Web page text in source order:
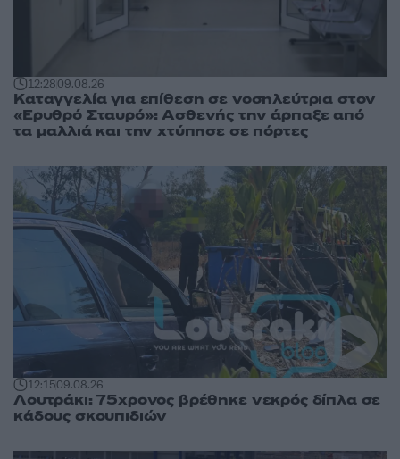
12:2809.08.26
Καταγγελία για επίθεση σε νοσηλεύτρια στον
«Ερυθρό Σταυρό»: Ασθενής την άρπαξε από
τα μαλλιά και την χτύπησε σε πόρτες
12:1509.08.26
Λουτράκι: 75χρονος βρέθηκε νεκρός δίπλα σε
κάδους σκουπιδιών